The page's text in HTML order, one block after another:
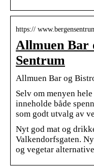
https://
Allmuen Bar
Sentrum
Allmuen Bar og
Selv om menyen
inneholde både
som godt utvalg av
Nyt god mat og
Valkendorfsgaten.
og vegetar